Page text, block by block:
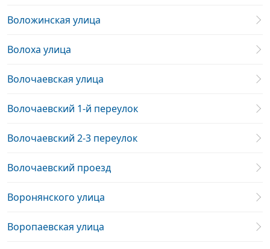
Воложинская улица
Волоха улица
Волочаевская улица
Волочаевский 1-й переулок
Волочаевский 2-3 переулок
Волочаевский проезд
Воронянского улица
Воропаевская улица